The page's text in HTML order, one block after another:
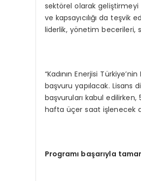
sektörel olarak geliştirmeyi
ve kapsayıcılığı da
liderlik, yönetim becerileri,
“Kadının Enerjisi
başvuru yapılacak. Lisans
başvuruları kabul edilirken,
hafta üçer saat işlenecek
Programı başarıyla